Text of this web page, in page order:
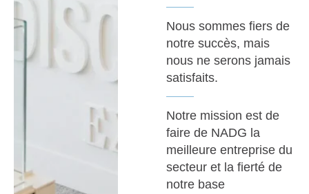
Nous sommes fiers de
notre succès, mais
nous ne serons jamais
satisfaits.
Notre mission est de
faire de NADG la
meilleure entreprise du
secteur et la fierté de
notre base